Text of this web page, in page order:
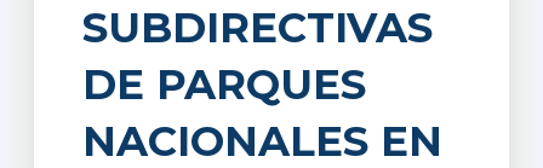
SUBDIRECTIVAS
DE PARQUES
NACIONALES EN